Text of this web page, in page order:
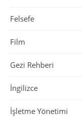
Felsefe
Film
Gezi Rehberi
İngilizce
İşletme Yönetimi